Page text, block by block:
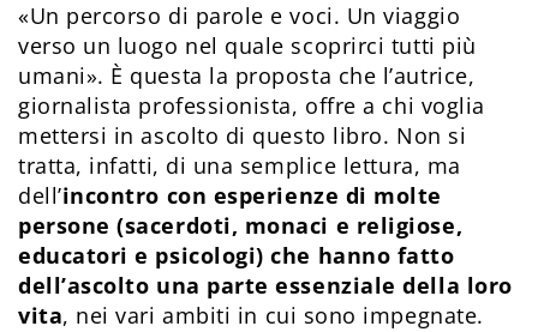
«Un percorso di parole e voci. Un viaggio
verso un luogo nel quale scoprirci tutti più
umani». È questa la proposta che l’autrice,
giornalista professionista, offre a chi voglia
mettersi in ascolto di questo libro. Non si
tratta, infatti, di una semplice lettura, ma
dell’incontro con esperienze di molte
persone (sacerdoti, monaci e religiose,
educatori e psicologi) che hanno fatto
dell’ascolto una parte essenziale della loro
vita, nei vari ambiti in cui sono impegnate.